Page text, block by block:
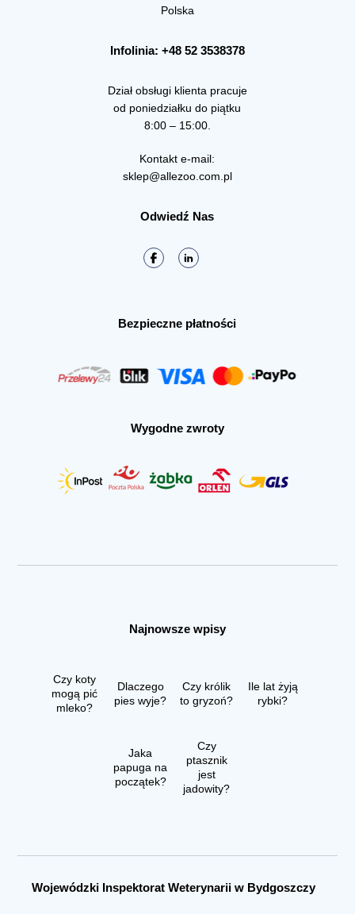
Polska
Infolinia: +48 52 3538378
Dział obsługi klienta pracuje
od poniedziałku do piątku
8:00 – 15:00.
Kontakt e-mail:
sklep@allezoo.com.pl
Odwiedź Nas
Bezpieczne płatności
Wygodne zwroty
Najnowsze wpisy
Czy koty
mogą pić
mleko?
Dlaczego
pies wyje?
Czy królik
to gryzoń?
Ile lat żyją
rybki?
Jaka
papuga na
początek?
Czy
ptasznik
jest
jadowity?
Wojewódzki Inspektorat Weterynarii w Bydgoszczy